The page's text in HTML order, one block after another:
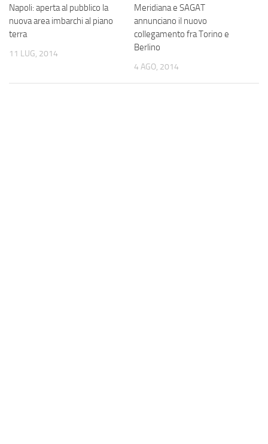
Napoli: aperta al pubblico la
nuova area imbarchi al piano
terra
11 LUG, 2014
Meridiana e SAGAT
annunciano il nuovo
collegamento fra Torino e
Berlino
4 AGO, 2014